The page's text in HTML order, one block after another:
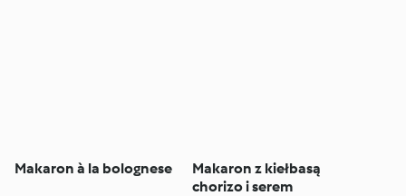
Makaron à la bolognese
Makaron z kiełbasą
chorizo i serem